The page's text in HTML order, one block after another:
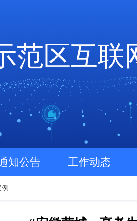
范区互联
知公告 工作动态